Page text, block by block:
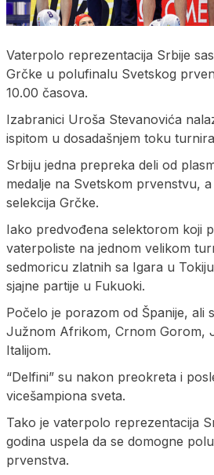
Vaterpolo reprezentacija Srbije
Grčke u polufinalu Svetskog
10.00 časova.
Izabranici Uroša Stevanovića
ispitom u dosadašnjem toku
Srbiju jedna prepreka deli od
medalje na Svetskom prvenstvu,
selekcija Grčke.
Iako predvođena selektorom koji
vaterpoliste na jednom velikom
sedmoricu zlatnih sa Igara u
sjajne partije u Fukuoki.
Počelo je porazom od Španije, ali
Južnom Afrikom, Crnom Gorom,
Italijom.
“Delfini” su nakon preokreta i
vicešampiona sveta.
Tako je vaterpolo reprezentacija
godina uspela da se domogne
prvenstva.